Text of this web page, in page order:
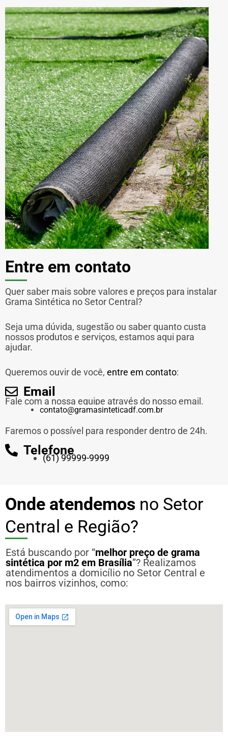
Entre em contato
Quer saber mais sobre valores e preços para instalar
Grama Sintética no Setor Central?
Seja uma dúvida, sugestão ou saber quanto custa
nossos produtos e serviços, estamos aqui para
ajudar.
Queremos ouvir de você, entre em contato:
Email
Fale com a nossa equipe através do nosso email.
contato@gramasinteticadf.com.br
Faremos o possível para responder dentro de 24h.
Telefone
(61) 99999-9999
Onde atendemos no Setor
Central e Região?
Está buscando por “melhor preço de grama
sintética por m2 em Brasília”? Realizamos
atendimentos a domicílio no Setor Central e
nos bairros vizinhos, como: